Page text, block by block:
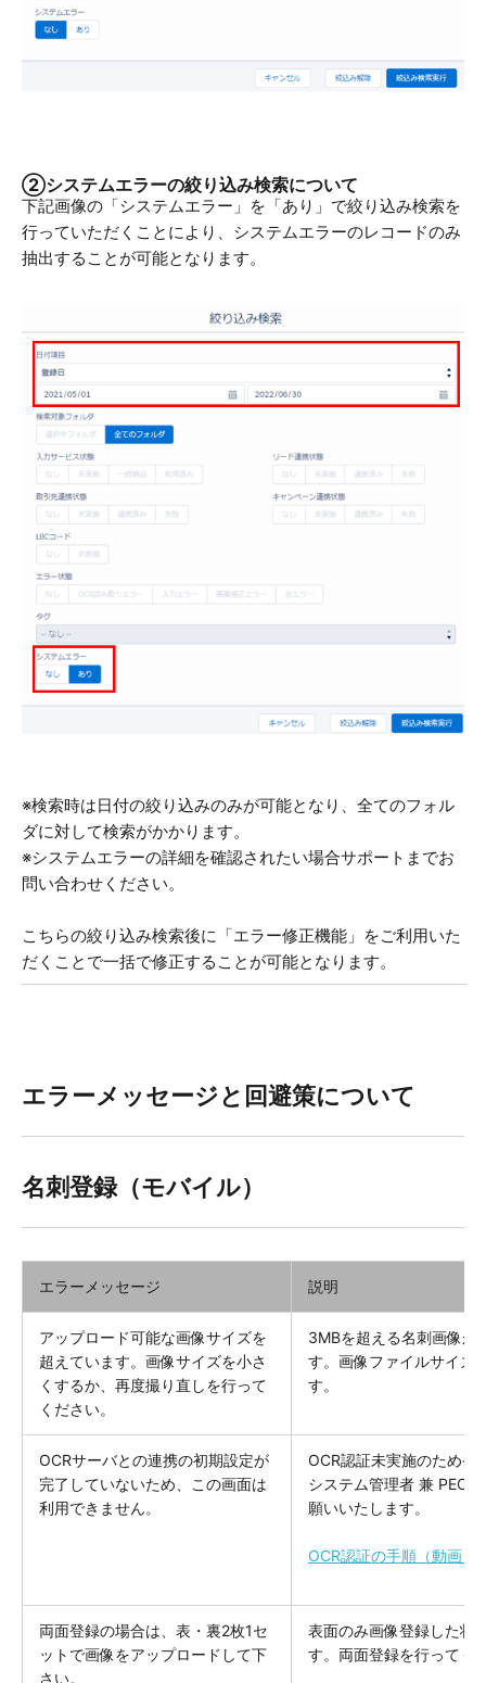
②システムエラーの絞り込み検索について
下記画像の「システムエラー」を「あり」で絞り込み検索を
行っていただくことにより、システムエラーのレコードのみ
抽出することが可能となります。
※検索時は日付の絞り込みのみが可能となり、全てのフォル
ダに対して検索がかかります。
※システムエラーの詳細を確認されたい場合サポートまでお
問い合わせください。
こちらの絞り込み検索後に「エラー修正機能」をご利用いた
だくことで一括で修正することが可能となります。
エラーメッセージと回避策について
名刺登録（モバイル）
エラーメッセージ 説明
アップロード可能な画像サイズを
超えています。画像サイズを小さ
くするか、再度撮り直しを行って
ください。
3MBを超える名刺画像が
す。画像ファイルサイズ
す。
OCRサーバとの連携の初期設定が
完了していないため、この画面は
利用できません。
OCR認証未実施のため発
システム管理者 兼
願いいたします。
OCR認証の手順（動画）
両面登録の場合は、表・裏2枚1セ
ットで画像をアップロードして下
さい。
表面のみ画像登録した状
す。両面登録を行ってく